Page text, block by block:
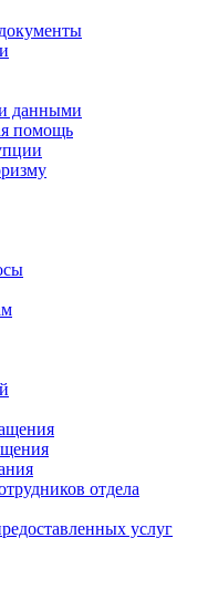
данными
помощь
отдела
услуг